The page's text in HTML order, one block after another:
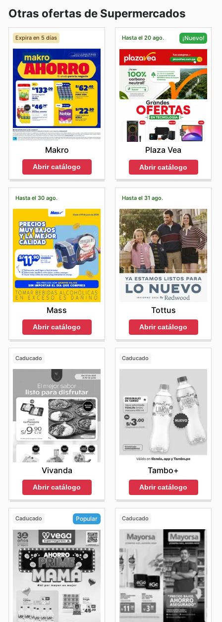
Otras ofertas de Supermercados
Expira en 5 días
Makro
Abrir catálogo
Hasta el 20 ago. ¡Nuevo!
Plaza Vea
Abrir catálogo
Hasta el 30 ago.
Mass
Abrir catálogo
Hasta el 31 ago.
Tottus
Abrir catálogo
Caducado
Vivanda
Abrir catálogo
Caducado
Tambo+
Abrir catálogo
Caducado Popular Caducado